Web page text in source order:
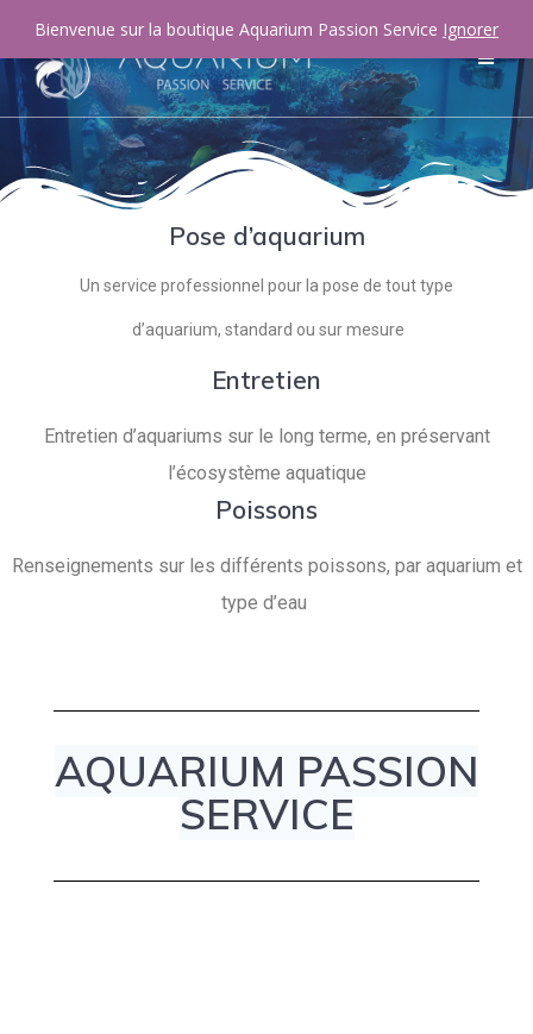
Pose d’aquarium
Un service professionnel pour la pose de tout type
d’aquarium, standard ou sur mesure
Entretien
Entretien d’aquariums sur le long terme, en préservant
l’écosystème aquatique
Poissons
Renseignements sur les différents poissons, par aquarium et
type d’eau
AQUARIUM PASSION
SERVICE
Bienvenue sur la boutique Aquarium Passion Service Ignorer